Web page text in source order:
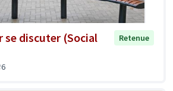
se discuter (Social
Retenue
6